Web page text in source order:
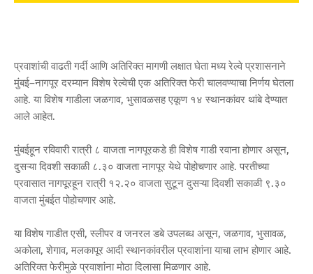
प्रवाशांची वाढती गर्दी आणि अतिरिक्त मागणी लक्षात घेता मध्य रेल्वे प्रशासनाने
मुंबई–नागपूर दरम्यान विशेष रेल्वेची एक अतिरिक्त फेरी चालवण्याचा निर्णय घेतला
आहे. या विशेष गाडीला जळगाव, भुसावळसह एकूण १४ स्थानकांवर थांबे देण्यात
आले आहेत.
मुंबईहून रविवारी रात्री ८ वाजता नागपूरकडे ही विशेष गाडी रवाना होणार असून,
दुसऱ्या दिवशी सकाळी ८.३० वाजता नागपूर येथे पोहोचणार आहे. परतीच्या
प्रवासात नागपूरहून रात्री १२.२० वाजता सुटून दुसऱ्या दिवशी सकाळी ९.३०
वाजता मुंबईत पोहोचणार आहे.
या विशेष गाडीत एसी, स्लीपर व जनरल डबे उपलब्ध असून, जळगाव, भुसावळ,
अकोला, शेगाव, मलकापूर आदी स्थानकांवरील प्रवाशांना याचा लाभ होणार आहे.
अतिरिक्त फेरीमुळे प्रवाशांना मोठा दिलासा मिळणार आहे.